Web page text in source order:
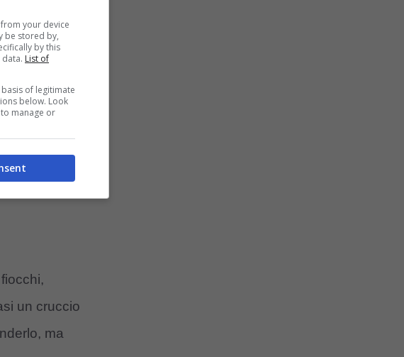
un cruccio
ma
your device
be stored by,
by this
List of
of legitimate
below. Look
manage or